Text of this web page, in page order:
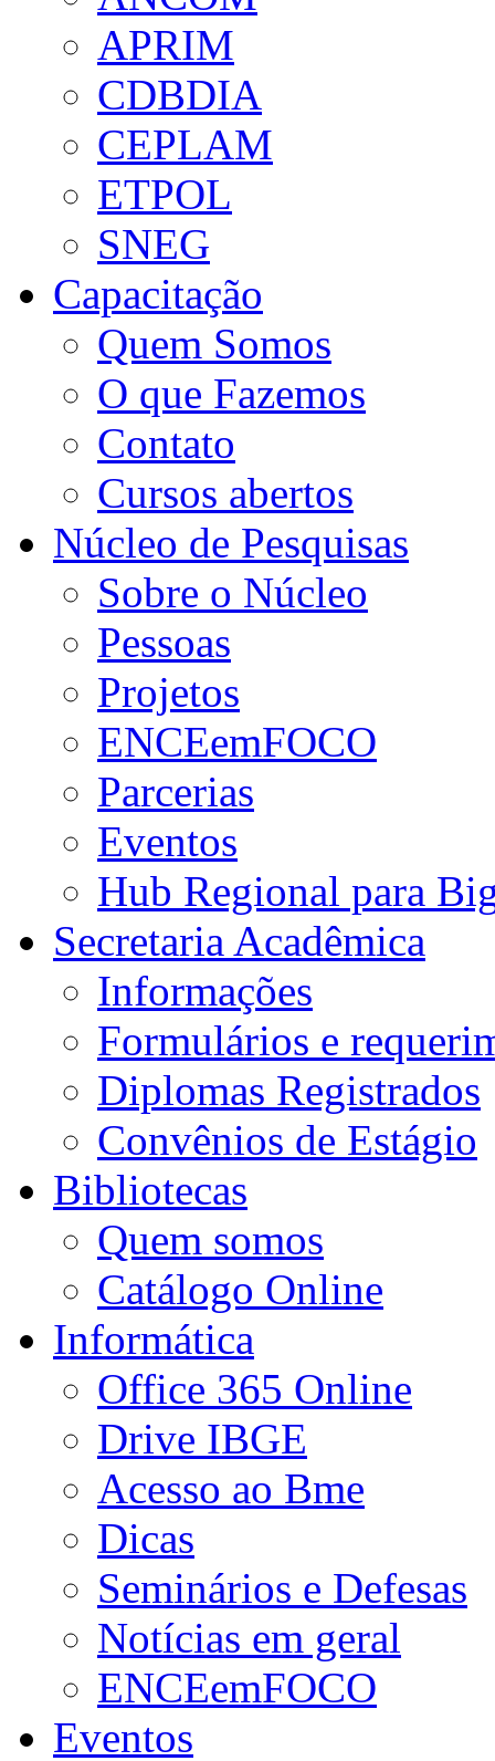
APRIM
CDBDIA
CEPLAM
ETPOL
SNEG
Capacitação
Quem Somos
O que Fazemos
Contato
Cursos abertos
Núcleo de Pesquisas
Sobre o Núcleo
Pessoas
Projetos
ENCEemFOCO
Parcerias
Eventos
Hub Regional para
Secretaria Acadêmica
Informações
Formulários e
Diplomas Registrados
Convênios de Estágio
Bibliotecas
Quem somos
Catálogo Online
Informática
Office 365 Online
Drive IBGE
Acesso ao Bme
Dicas
Seminários e Defesas
Notícias em geral
ENCEemFOCO
Eventos